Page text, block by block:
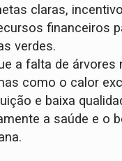
claras,
financeiros
verdes.
a falta de árvores
como o calor
e baixa
a saúde e o